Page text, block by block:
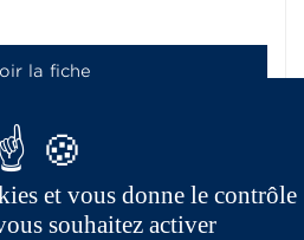
la fiche
et vous donne le contrôle
souhaitez activer